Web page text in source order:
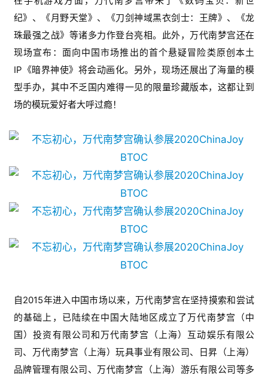
休
闲
游
戏
2
0
5
三
金
月
3
0
日
纪》、《月野天堂》、《刀剑神域黑衣剑士：王牌》、《龙
珠最强之战》等诸多力作登台亮相。此外，万代南梦宫还在
现场宣布：面向中国市场推出的首个悬疑冒险类原创本土
IP《暗界神使》将会动画化。另外，现场还展出了海量的模
型手办，其中不乏国内难得一见的限量珍藏版本，这都让到
场的模玩爱好者大呼过瘾！
自2015年进入中国市场以来，万代南梦宫在坚持摸索和尝试
的基础上，已陆续在中国大陆地区成立了万代南梦宫（中
国）投资有限公司和万代南梦宫（上海）互动娱乐有限公
司、万代南梦宫（上海）玩具事业有限公司、日昇（上海）
品牌管理有限公司、万代南梦宫（上海）游乐有限公司等多